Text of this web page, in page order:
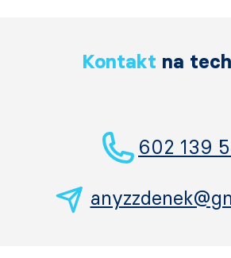
Kontakt na
602 139